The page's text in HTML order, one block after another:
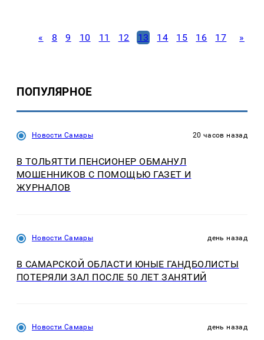
« 8 9 10 11 12 13 14 15 16 17 »
ПОПУЛЯРНОЕ
Новости Самары 20 часов назад
В ТОЛЬЯТТИ ПЕНСИОНЕР ОБМАНУЛ
МОШЕННИКОВ С ПОМОЩЬЮ ГАЗЕТ И
ЖУРНАЛОВ
Новости Самары день назад
В САМАРСКОЙ ОБЛАСТИ ЮНЫЕ ГАНДБОЛИСТЫ
ПОТЕРЯЛИ ЗАЛ ПОСЛЕ 50 ЛЕТ ЗАНЯТИЙ
Новости Самары день назад